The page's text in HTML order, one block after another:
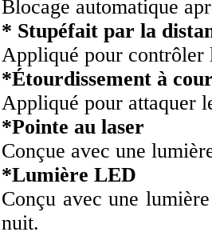
Blocage automatique
* Stupéfait par la
Appliqué pour contrôler
*Étourdissement à
Appliqué pour attaquer
*Pointe au laser
Conçue avec une
*Lumière LED
Conçu avec une
nuit.